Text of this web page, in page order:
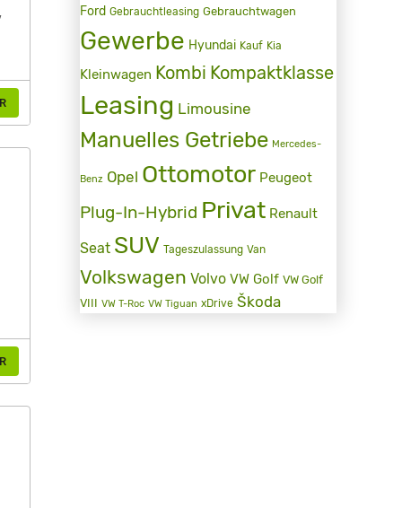
Ford Gebrauchtleasing Gebrauchtwagen
Gewerbe Hyundai Kauf Kia
Kleinwagen Kombi Kompaktklasse
Leasing Limousine
Manuelles Getriebe Mercedes-
Benz Opel Ottomotor Peugeot
Plug-In-Hybrid Privat Renault
Seat SUV Tageszulassung Van
Volkswagen Volvo VW Golf VW Golf
VIII VW T-Roc VW Tiguan xDrive Škoda